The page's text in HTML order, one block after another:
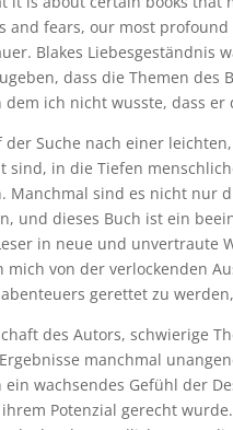
and fears, our most
Blakes Liebesgeständnis
dass die Themen
dem ich nicht wusste, dass
Suche nach einer
in die Tiefen
Manchmal sind es nicht nur
und dieses Buch ist ein
in neue und unvertraute
mich von der verlockenden
gerettet zu
des Autors, schwierige
manchmal
wachsendes Gefühl der
Potenzial gerecht